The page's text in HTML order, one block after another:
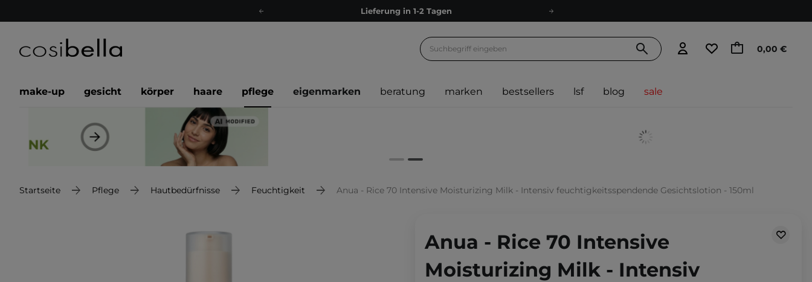
Lieferung in 1-2 Tagen
Kostenloser Versand ab 60 €
Versand nach Deutschland und Österreich
Empfehle uns weiter und sammle noch mehr Punkte
0,00 €
make-up gesicht körper haare pflege eigenmarken beratung marken bestsellers lsf blog sale
Startseite Pflege Hautbedürfnisse Feuchtigkeit Anua - Rice 70 Intensive Moisturizing Milk - Intensiv feuchtigkeitsspendende Gesichtslotion - 150ml
Anua - Rice 70 Intensive
Moisturizing Milk - Intensiv